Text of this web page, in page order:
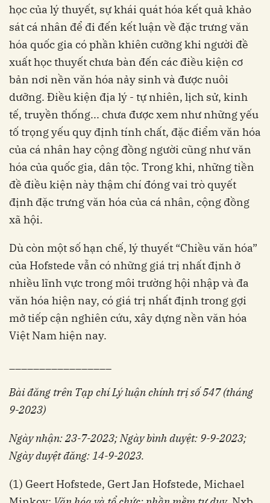
học của lý thuyết, sự khái quát hóa kết quả khảo
sát cá nhân để đi đến kết luận về đặc trưng văn
hóa quốc gia có phần khiên cưỡng khi người đề
xuất học thuyết chưa bàn đến các điều kiện cơ
bản nơi nền văn hóa nảy sinh và được nuôi
dưỡng. Điều kiện địa lý - tự nhiên, lịch sử, kinh
tế, truyền thống... chưa được xem như những yếu
tố trọng yếu quy định tính chất, đặc điểm văn hóa
của cá nhân hay cộng đồng người cũng như văn
hóa của quốc gia, dân tộc. Trong khi, những tiền
đề điều kiện này thậm chí đóng vai trò quyết
định đặc trưng văn hóa của cá nhân, cộng đồng
xã hội.
Dù còn một số hạn chế, lý thuyết “Chiều văn hóa”
của Hofstede vẫn có những giá trị nhất định ở
nhiều lĩnh vực trong môi trường hội nhập và đa
văn hóa hiện nay, có giá trị nhất định trong gợi
mở tiếp cận nghiên cứu, xây dựng nền văn hóa
Việt Nam hiện nay.
Bài đăng trên Tạp chí Lý luận chính trị số 547 (tháng
9-2023)
Ngày nhận: 23-7-2023; Ngày bình duyệt: 9-9-2023;
Ngày duyệt đăng: 14-9-2023.
(1) Geert Hofstede, Gert Jan Hofstede, Michael